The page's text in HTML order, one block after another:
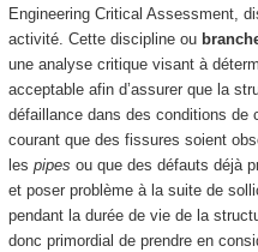
Engineering Critical Assessment,
activité. Cette discipline ou
une analyse critique visant à
acceptable afin d’assurer que la
défaillance dans des conditions
courant que des fissures soient
les pipes ou que des défauts déjà
et poser problème à la suite de
pendant la durée de vie de la
donc primordial de prendre en